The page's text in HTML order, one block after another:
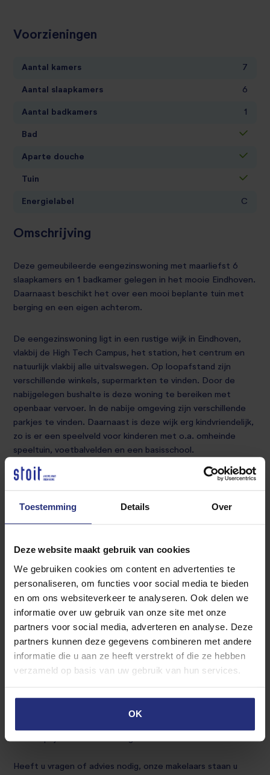
Toestemming Details Over
Deze website maakt gebruik van cookies
We gebruiken cookies om content en advertenties te
personaliseren, om functies voor social media te bieden
en om ons websiteverkeer te analyseren. Ook delen we
informatie over uw gebruik van onze site met onze
partners voor social media, adverteren en analyse. Deze
partners kunnen deze gegevens combineren met andere
informatie die u aan ze heeft verstrekt of die ze hebben
verzameld op basis van uw gebruik van hun services.
OK
Voorzieningen
Aantal kamers 7
Aantal slaapkamers 6
Aantal badkamers 1
Bad
Aparte douche
Tuin
Energielabel C
Omschrijving
Deze gemeubileerde eengezinswoning met maarliefst 6
slaapkamers en 1 badkamer gelegen in het mooie Eindhoven.
Daarnaast beschikt het over een mooi beplante tuin met
berging en een eigen achterom.
De eengezinswoning ligt in een rustige wijk in Eindhoven,
vlakbij de High Tech Campus, het station, het centrum en
natuurlijk vlakbij alle uitvalswegen. Op loopafstand zijn
verschillende winkels, supermarkten te vinden. Door de
nabijgelegen bushalte is deze woning te bereiken met
openbaar vervoer. In de nabije omgeving zijn verschillende
parkjes te vinden. Daarnaast is deze wijk erg kindvriendelijk,
zo is er een speelveld voor kinderen met o.a. omheinde
speeltuin, voetbalvelden en een basisschool.
Begane grond
1e verdieping:
2e verdieping:
3 slaapkamers
Tuin en achterom ingang
Bijzonderheden: De huidige foto' s zijn gebaseerd op de
veranderen.
Heeft u vragen of advies nodig, onze makelaars staan u